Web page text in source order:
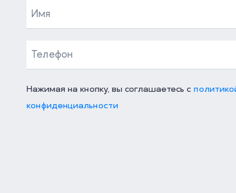
Нажимая на кнопку, вы соглашаетесь с
конфиденциальности